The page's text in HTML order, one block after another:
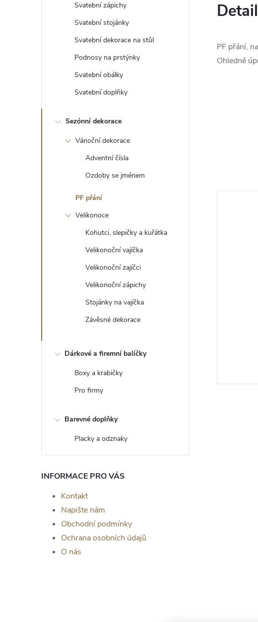
Svatební zápichy
Svatební stojánky
Svatební dekorace na stůl
Podnosy na prstýnky
Svatební obálky
Svatební doplňky
Sezónní dekorace
Vánoční dekorace
Adventní čísla
Ozdoby se jménem
PF přání
Velikonoce
Kohutci, slepičky a kuřátka
Velikonoční vajíčka
Velikonoční zajíčci
Velikonoční zápichy
Stojánky na vajíčka
Závěsné dekorace
Dárkové a firemní balíčky
Boxy a krabičky
Pro firmy
Barevné doplňky
Placky a odznaky
INFORMACE PRO VÁS
Kontakt
Napište nám
Obchodní podmínky
Ochrana osobních údajů
O nás
PF přání,
Ohledně